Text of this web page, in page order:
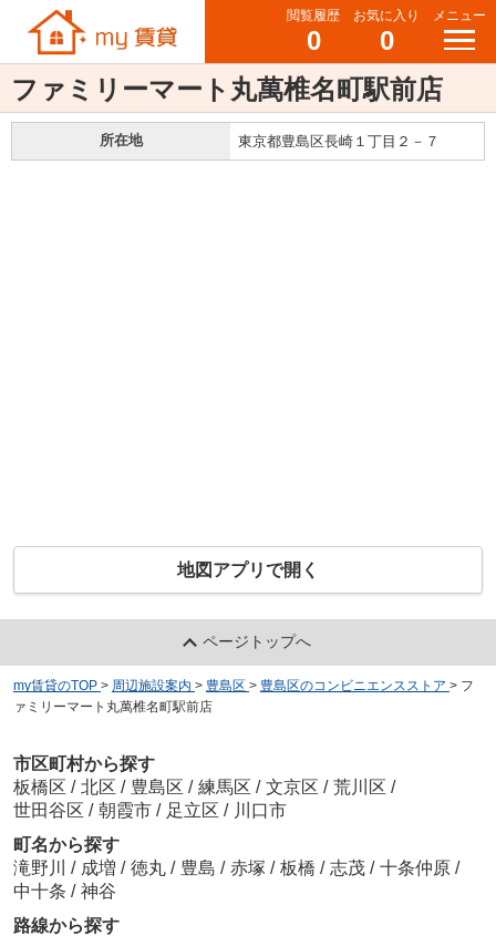
閲覧履歴
0
お気に入り
0
メニュー
ファミリーマート丸萬椎名町駅前店
所在地 東京都豊島区長崎１丁目２－７
地図アプリで開く
ページトップへ
my賃貸のTOP > 周辺施設案内 > 豊島区 > 豊島区のコンビニエンスストア > フ
ァミリーマート丸萬椎名町駅前店
市区町村から探す
板橋区 / 北区 / 豊島区 / 練馬区 / 文京区 / 荒川区 /
世田谷区 / 朝霞市 / 足立区 / 川口市
町名から探す
滝野川 / 成増 / 徳丸 / 豊島 / 赤塚 / 板橋 / 志茂 / 十条仲原 /
中十条 / 神谷
路線から探す